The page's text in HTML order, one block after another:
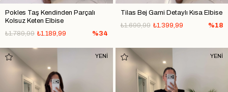
Pokles Taş Kendinden Parçalı
Kolsuz Keten Elbise
₺1.189,99
₺1.789,99 %34
Tilas Bej Garni Detaylı Kısa Elbise
₺1.399,99
₺1.699,99 %18
YENİ YENİ